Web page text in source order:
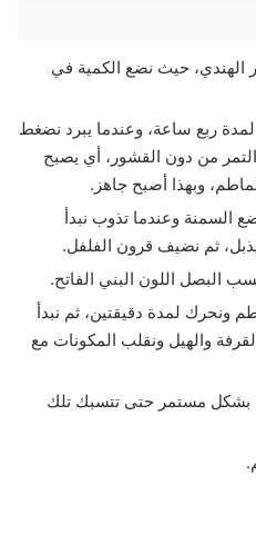
الهندي، حيث نضع الكمية في
لمدة ربع ساعة، وعندما يبرد نضغط
من دون القشور، أي يصبح
وبهذا أصبح جاهز.
السمنة وعندما تذوب نبدأ
ثم نضيف قرون الفلفل.
البصل اللون البني الفاتح.
ونحرك لمدة دقيقتين، ثم نبدأ
والهيل ونقلب المكونات مع
بشكل مستمر حتى تتسبك تلك